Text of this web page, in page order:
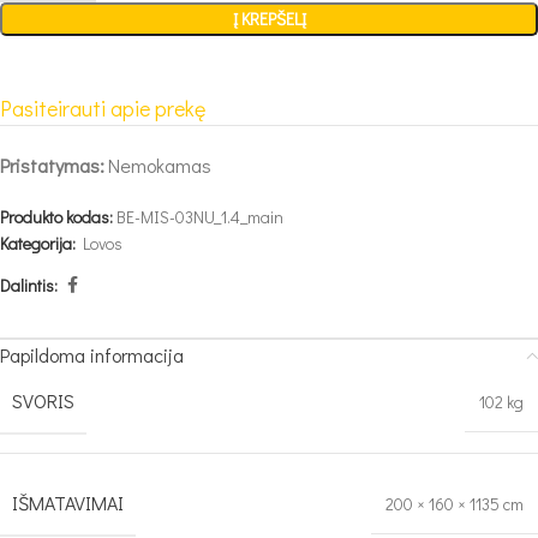
Į KREPŠELĮ
Pasiteirauti apie prekę
Pristatymas:Nemokamas
Produkto kodas: BE-MIS-03NU_1.4_main
Kategorija: Lovos
Dalintis:
Papildoma informacija
SVORIS
102 kg
IŠMATAVIMAI 200 × 160 × 1135 cm